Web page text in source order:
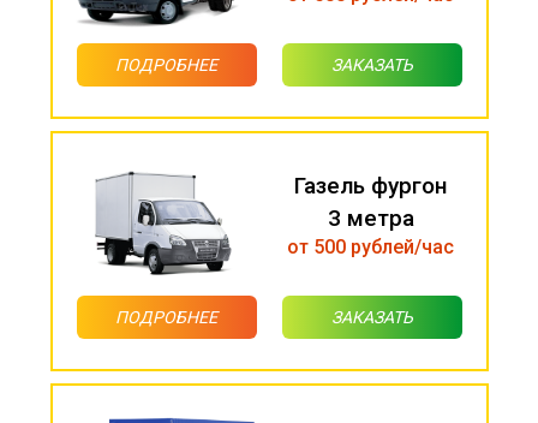
ПОДРОБНЕЕ ЗАКАЗАТЬ
Газель фургон
3 метра
от 500 рублей/час
ПОДРОБНЕЕ ЗАКАЗАТЬ